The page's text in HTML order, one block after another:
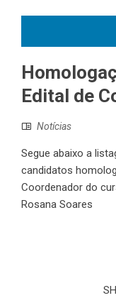
Edital de
Notícias
Segue abaixo a
candidatos
Coordenador do
Rosana Soares